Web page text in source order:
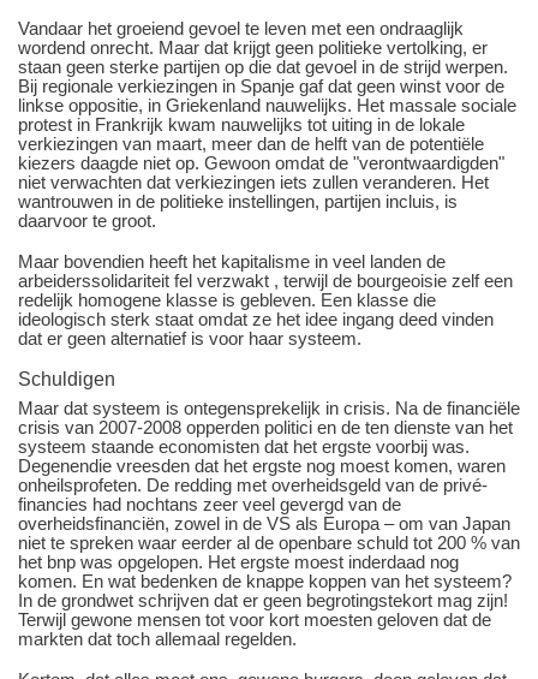
Vandaar het groeiend gevoel te leven met een ondraaglijk
wordend onrecht. Maar dat krijgt geen politieke vertolking, er
staan geen sterke partijen op die dat gevoel in de strijd werpen.
Bij regionale verkiezingen in Spanje gaf dat geen winst voor de
linkse oppositie, in Griekenland nauwelijks. Het massale sociale
protest in Frankrijk kwam nauwelijks tot uiting in de lokale
verkiezingen van maart, meer dan de helft van de potentiële
kiezers daagde niet op. Gewoon omdat de "verontwaardigden"
niet verwachten dat verkiezingen iets zullen veranderen. Het
wantrouwen in de politieke instellingen, partijen incluis, is
daarvoor te groot.
Maar bovendien heeft het kapitalisme in veel landen de
arbeiderssolidariteit fel verzwakt , terwijl de bourgeoisie zelf een
redelijk homogene klasse is gebleven. Een klasse die
ideologisch sterk staat omdat ze het idee ingang deed vinden
dat er geen alternatief is voor haar systeem.
Schuldigen
Maar dat systeem is ontegensprekelijk in crisis. Na de financiële
crisis van 2007-2008 opperden politici en de ten dienste van het
systeem staande economisten dat het ergste voorbij was.
Degenendie vreesden dat het ergste nog moest komen, waren
onheilsprofeten. De redding met overheidsgeld van de privé-
financies had nochtans zeer veel gevergd van de
overheidsfinanciën, zowel in de VS als Europa – om van Japan
niet te spreken waar eerder al de openbare schuld tot 200 % van
het bnp was opgelopen. Het ergste moest inderdaad nog
komen. En wat bedenken de knappe koppen van het systeem?
In de grondwet schrijven dat er geen begrotingstekort mag zijn!
Terwijl gewone mensen tot voor kort moesten geloven dat de
markten dat toch allemaal regelden.